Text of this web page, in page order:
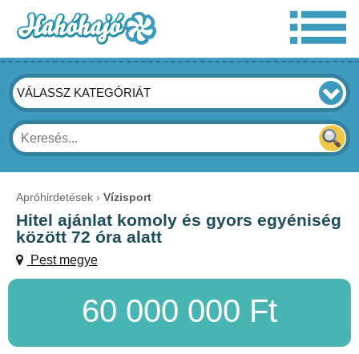
VÁLASSZ KATEGÓRIÁT
Apróhirdetések Vízisport
Hitel ajánlat komoly és gyors egyéniség
között 72 óra alatt
Pest megye
60 000 000 Ft